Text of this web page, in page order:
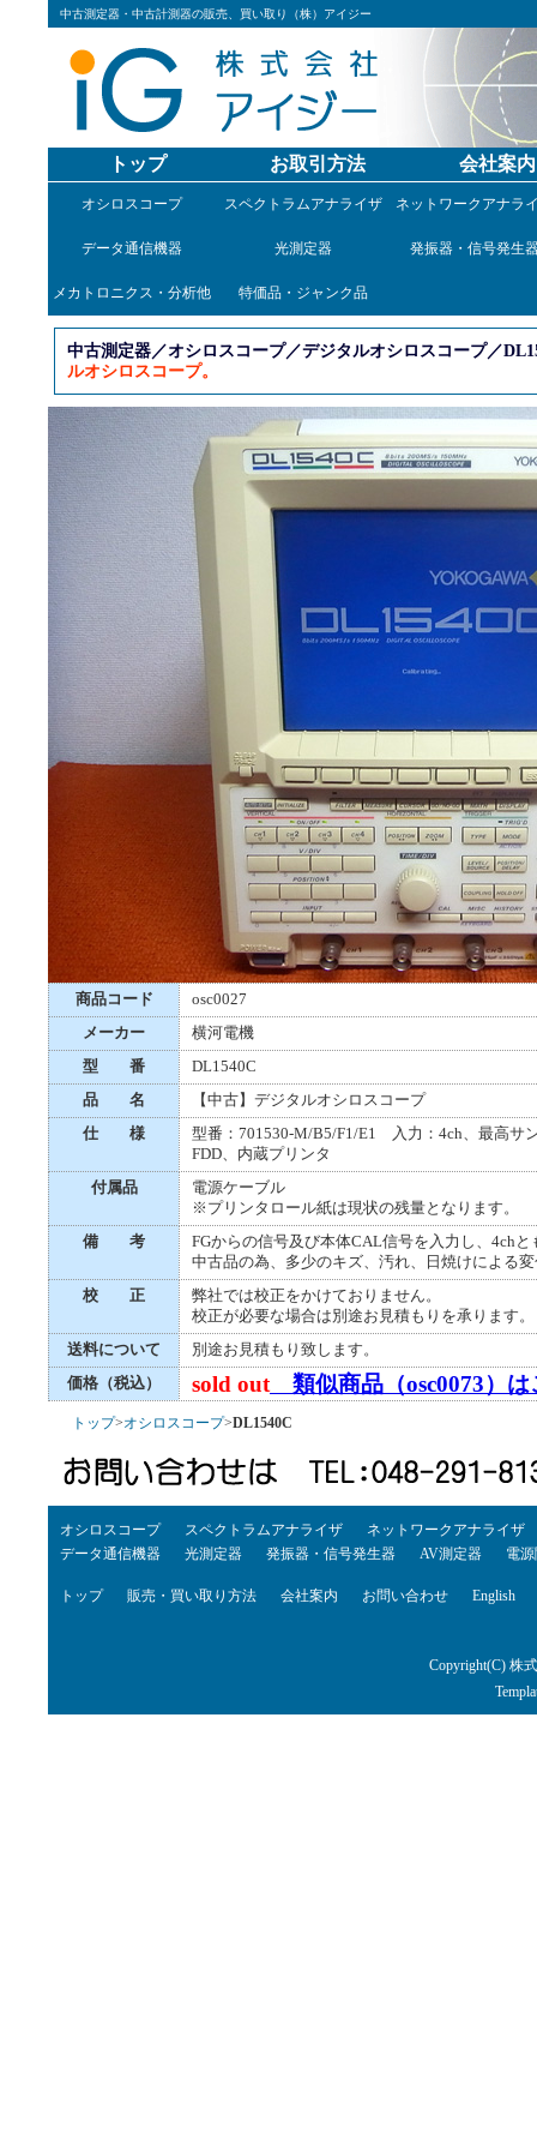
中古測定器・中古計測器の販売、買い取り（株）アイジー
トップ お取引方法 会社案内
オシロスコープ スペクトラムアナライザ ネットワークアナラ
データ通信機器 光測定器 発振器・信号発生
メカトロニクス・分析他 特価品・ジャンク品
中古測定器／オシロスコープ／デジタルオシロスコープ／
ルオシロスコープ。
商品コード
osc0027
メーカー
横河電機
型 番
DL1540C
品 名
【中古】デジタルオシロスコープ
仕 様
型番：701530-M/B5/F1/E1 入力：4ch、最高サ
FDD、内蔵プリンタ
付属品
電源ケーブル
※プリンタロール紙は現状の残量となります。
備 考
FGからの信号及び本体CAL信号を入力し、4ch
中古品の為、多少のキズ、汚れ、日焼けによる
校 正
弊社では校正をかけておりません。
校正が必要な場合は別途お見積もりを承ります。
送料について
別途お見積もり致します。
価格（税込）
sold out 類似商品（osc0073）は
トップ>オシロスコープ>DL1540C
オシロスコープ スペクトラムアナライザ
ネットワークアナライザ
データ通信機器
光測定器 発振器・信号発生器 AV測定器 電
トップ 販売・買い取り方法 会社案内 お問い合わせ English
Copyright(C) 株